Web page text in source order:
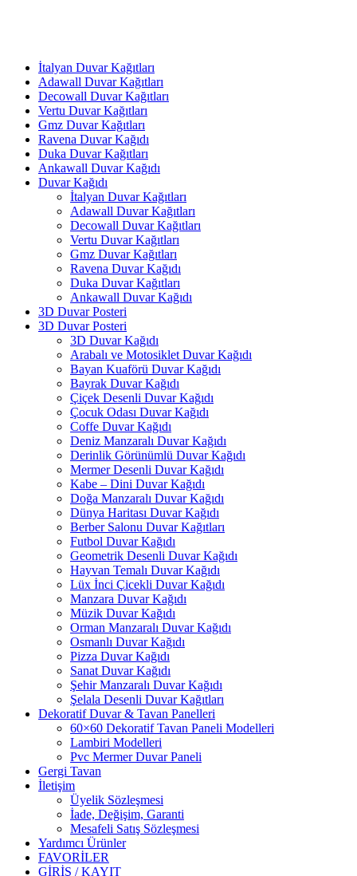
İtalyan Duvar Kağıtları
Adawall Duvar Kağıtları
Decowall Duvar Kağıtları
Vertu Duvar Kağıtları
Gmz Duvar Kağıtları
Ravena Duvar Kağıdı
Duka Duvar Kağıtları
Ankawall Duvar Kağıdı
Duvar Kağıdı
İtalyan Duvar Kağıtları
Adawall Duvar Kağıtları
Decowall Duvar Kağıtları
Vertu Duvar Kağıtları
Gmz Duvar Kağıtları
Ravena Duvar Kağıdı
Duka Duvar Kağıtları
Ankawall Duvar Kağıdı
3D Duvar Posteri
3D Duvar Posteri
3D Duvar Kağıdı
Arabalı ve Motosiklet Duvar Kağıdı
Bayan Kuaförü Duvar Kağıdı
Bayrak Duvar Kağıdı
Çiçek Desenli Duvar Kağıdı
Çocuk Odası Duvar Kağıdı
Coffe Duvar Kağıdı
Deniz Manzaralı Duvar Kağıdı
Derinlik Görünümlü Duvar Kağıdı
Mermer Desenli Duvar Kağıdı
Kabe – Dini Duvar Kağıdı
Doğa Manzaralı Duvar Kağıdı
Dünya Haritası Duvar Kağıdı
Berber Salonu Duvar Kağıtları
Futbol Duvar Kağıdı
Geometrik Desenli Duvar Kağıdı
Hayvan Temalı Duvar Kağıdı
Lüx İnci Çicekli Duvar Kağıdı
Manzara Duvar Kağıdı
Müzik Duvar Kağıdı
Orman Manzaralı Duvar Kağıdı
Osmanlı Duvar Kağıdı
Pizza Duvar Kağıdı
Sanat Duvar Kağıdı
Şehir Manzaralı Duvar Kağıdı
Şelala Desenli Duvar Kağıtları
Dekoratif Duvar & Tavan Panelleri
60×60 Dekoratif Tavan Paneli Modelleri
Lambiri Modelleri
Pvc Mermer Duvar Paneli
Gergi Tavan
İletişim
Üyelik Sözleşmesi
İade, Değişim, Garanti
Mesafeli Satış Sözleşmesi
Yardımcı Ürünler
FAVORİLER
GİRİŞ / KAYIT